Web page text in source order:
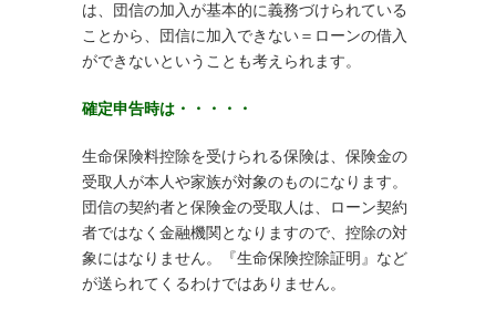
は、団信の加入が基本的に義務づけられている
ことから、団信に加入できない＝ローンの借入
ができないということも考えられます。
確定申告時は・・・・・
生命保険料控除を受けられる保険は、保険金の
受取人が本人や家族が対象のものになります。
団信の契約者と保険金の受取人は、ローン契約
者ではなく金融機関となりますので、控除の対
象にはなりません。『生命保険控除証明』など
が送られてくるわけではありません。